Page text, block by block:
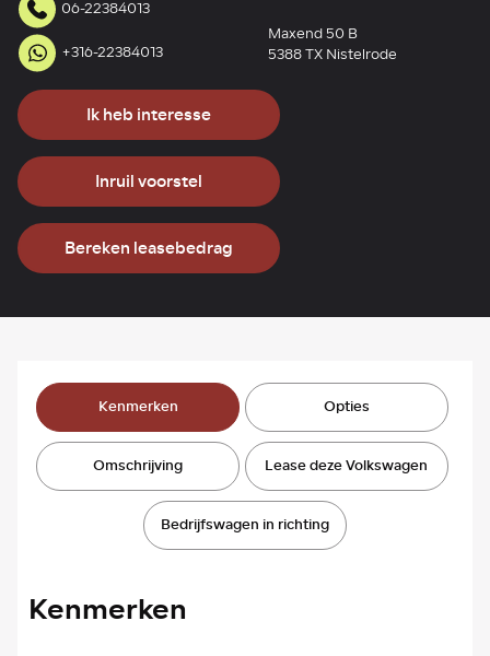
06-22384013
Maxend 50 B
5388 TX Nistelrode
+316-22384013
Ik heb interesse
Inruil voorstel
Bereken leasebedrag
Kenmerken Opties
Omschrijving Lease deze Volkswagen
Bedrijfswagen in richting
Kenmerken